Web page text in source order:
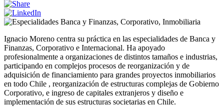
Banca y Finanzas, Corporativo, Inmobiliaria
Ignacio Moreno centra su práctica en las especialidades de Banca y
Finanzas, Corporativo e Internacional. Ha apoyado
profesionalmente a organizaciones de distintos tamaños e industrias,
participando en complejos procesos de reorganización y de
adquisición de financiamiento para grandes proyectos inmobiliarios
en todo Chile , reorganización de estructuras complejas de Gobierno
Corporativo, e ingreso de capitales extranjeros y diseño e
implementación de sus estructuras societarias en Chile.